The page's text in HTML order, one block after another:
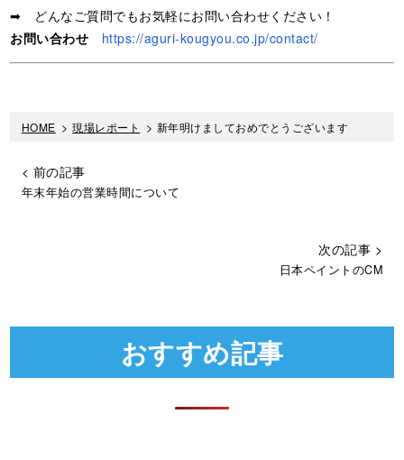
➡ どんなご質問でもお気軽にお問い合わせください！
お問い合わせ
https://aguri-kougyou.co.jp/contact/
HOME >現場レポート > 新年明けましておめでとうございます
< 前の記事
年末年始の営業時間について
次の記事 >
日本ペイントのCM
おすすめ記事